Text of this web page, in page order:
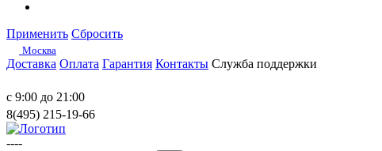
Применить Сбросить
Москва
Доставка Оплата Гарантия Контакты Служба поддержки
с 9:00 до 21:00
8(495) 215-19-66
----